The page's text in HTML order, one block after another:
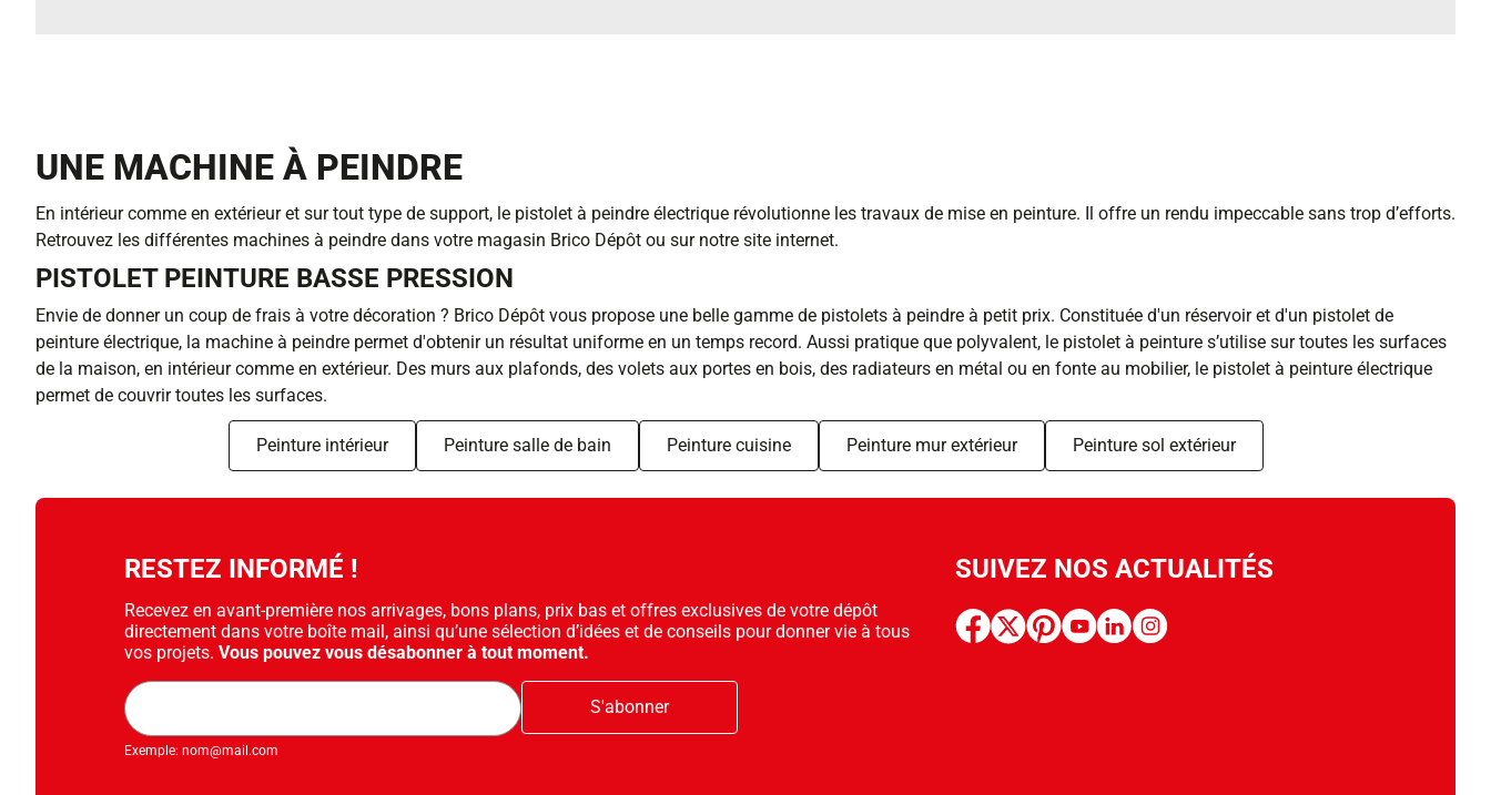
UNE MACHINE À PEINDRE
En intérieur comme en extérieur et sur tout type de support, le pistolet à peindre électrique révolutionne les travaux de mise en peinture. Il offre un rendu impeccable sans trop d’efforts.
Retrouvez les différentes machines à peindre dans votre magasin Brico Dépôt ou sur notre site internet.
PISTOLET PEINTURE BASSE PRESSION
Envie de donner un coup de frais à votre décoration ? Brico Dépôt vous propose une belle gamme de pistolets à peindre à petit prix. Constituée d'un réservoir et d'un pistolet de
peinture électrique, la machine à peindre permet d'obtenir un résultat uniforme en un temps record. Aussi pratique que polyvalent, le pistolet à peinture s’utilise sur toutes les surfaces
de la maison, en intérieur comme en extérieur. Des murs aux plafonds, des volets aux portes en bois, des radiateurs en métal ou en fonte au mobilier, le pistolet à peinture électrique
permet de couvrir toutes les surfaces.
Peinture intérieur Peinture salle de bain Peinture cuisine Peinture mur extérieur Peinture sol extérieur
RESTEZ INFORMÉ !
Recevez en avant-première nos arrivages, bons plans, prix bas et offres exclusives de votre dépôt
directement dans votre boîte mail, ainsi qu’une sélection d’idées et de conseils pour donner vie à tous
vos projets. Vous pouvez vous désabonner à tout moment.
Adresse
mail
Exemple: nom@mail.com
S'abonner
SUIVEZ NOS ACTUALITÉS
facebook
x pinterestyoutubelinkedininstagram